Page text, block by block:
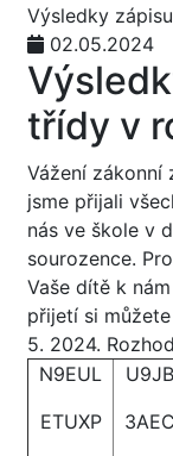
Výsledky
02.05.2024
třídy v
Vážení
jsme přijali
nás ve škole v
sourozence.
Vaše dítě k
přijetí si
5. 2024.
N9EUL
ETUXP